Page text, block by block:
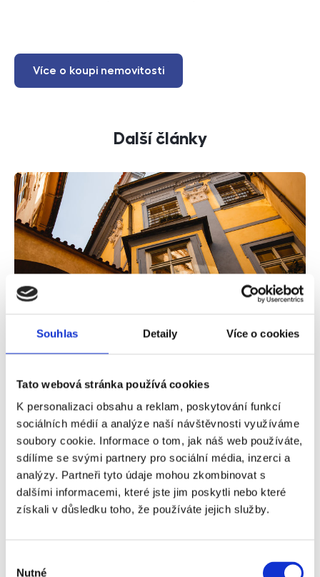
Souhlas Detaily Více o cookies
Tato webová stránka používá cookies
K personalizaci obsahu a reklam, poskytování funkcí
sociálních médií a analýze naší návštěvnosti využíváme
soubory cookie. Informace o tom, jak náš web používáte,
sdílíme se svými partnery pro sociální média, inzerci a
analýzy. Partneři tyto údaje mohou zkombinovat s
dalšími informacemi, které jste jim poskytli nebo které
získali v důsledku toho, že používáte jejich služby.
Nutné
Více o koupi nemovitosti
Další články
Tempo výstavby v Praze se zrychlilo, přesto
ceny rostou
Podle posledních dat zažívá Praha nejrychlejší tempo
výstavby za poslední desetiletí, přesto na realitním trhu
stále vládne převis poptávky nad nabídkou. Ceny bytů
v hlavním městě se stále zvyšují a běžný obyvatel
metropole na vlastní byt jen těžko dosáhne. Průměrná
cena volného bytu za metr čtvereční se pohybuje
kolem bezmála 96 000 Kč, což je v meziročním
srovnání o 10 tisíc více. Cena je přitom jedním z hlavních